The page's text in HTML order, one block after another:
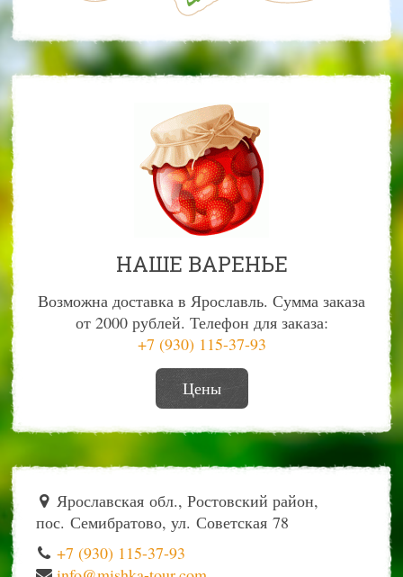
НАШЕ ВАРЕНЬЕ
Возможна доставка в Ярославль. Сумма заказа
от 2000 рублей. Телефон для заказа:
+7 (930) 115-37-93
Цены
Ярославская обл., Ростовский район,
пос. Семибратово, ул. Советская 78
+7 (930) 115-37-93